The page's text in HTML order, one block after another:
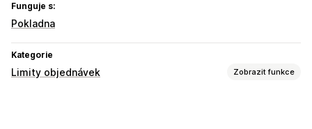
Funguje s:
Pokladna
Kategorie
Limity objednávek Zobrazit funkce